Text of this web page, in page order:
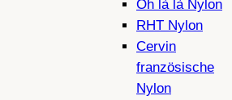
Oh là là Nylon
RHT Nylon
Cervin
französische
Nylon